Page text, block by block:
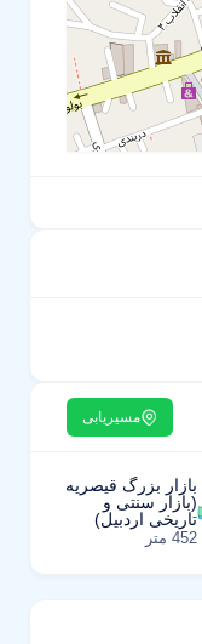
مسیریابی
بازار بزرگ قیصریه
(بازار سنتی و
تاریخی اردبیل)
452 متر